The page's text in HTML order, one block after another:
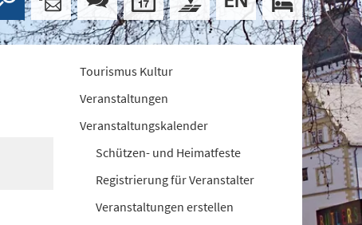
Tourismus Kultur
Veranstaltungen
Veranstaltungskalender
Schützen- und Heimatfeste
Registrierung für Veranstalter
Veranstaltungen erstellen